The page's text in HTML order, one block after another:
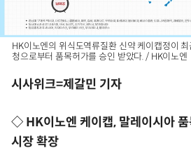
HK이노엔의 위식도역류질환 신약 케이캡정이
청으로부터 품목허가를 승인 받았다. / HK이노엔
시사위크=제갈민 기자
◇ HK이노엔 케이캡, 말레이시아
시장 확장